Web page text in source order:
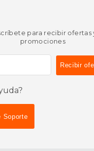
para recibir ofertas
promociones
Soporte